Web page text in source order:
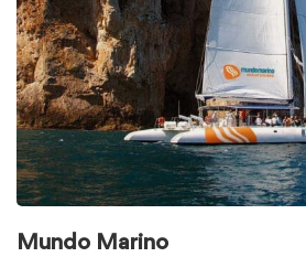
con
tu
equipo
Mundo Marino